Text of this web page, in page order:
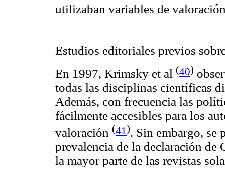
utilizaban variables de
Estudios editoriales previos
En 1997, Krimsky et al (40)
todas las disciplinas científicas
Además, con frecuencia las
fácilmente accesibles para los
valoración (41). Sin embargo, se
prevalencia de la declaración
la mayor parte de las revistas